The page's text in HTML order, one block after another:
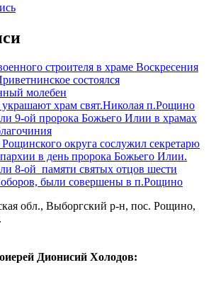
строителя в храме Воскресения
состоялся
молебен
храм свят.Николая п.Рощино
9-ой пророка Божьего Илии в храмах
округа сослужил секретарю
в день пророка Божьего Илии.
8-ой памяти святых отцов шести
были совершены в п.Рощино
обл., Выборгский р-н, пос. Рощино,
Дионисий Холодов: